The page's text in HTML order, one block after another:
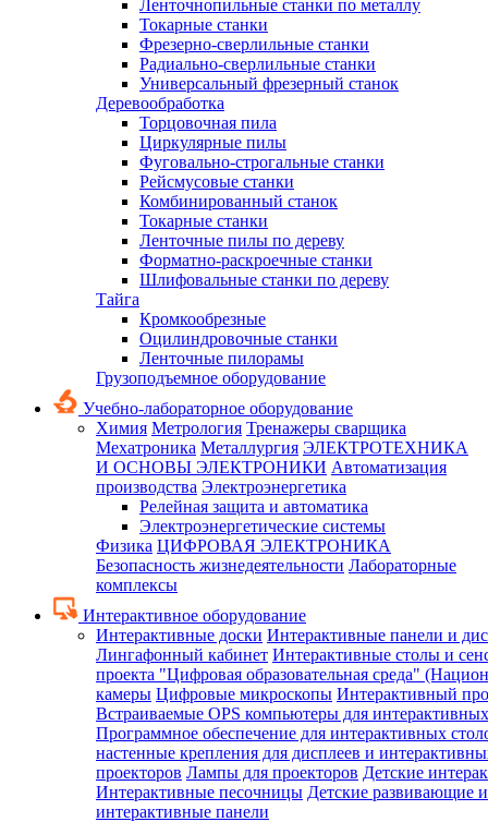
Ленточнопильные станки по металлу
Токарные станки
Фрезерно-сверлильные станки
Радиально-сверлильные станки
Универсальный фрезерный станок
Деревообработка
Торцовочная пила
Циркулярные пилы
Фуговально-строгальные станки
Рейсмусовые станки
Комбинированный станок
Токарные станки
Ленточные пилы по дереву
Форматно-раскроечные станки
Шлифовальные станки по дереву
Тайга
Кромкообрезные
Оцилиндровочные станки
Ленточные пилорамы
Грузоподъемное оборудование
Учебно-лабораторное оборудование
Химия Метрология Тренажеры сварщика
Мехатроника Металлургия ЭЛЕКТРОТЕХНИКА
И ОСНОВЫ ЭЛЕКТРОНИКИ Автоматизация
производства Электроэнергетика
Релейная защита и автоматика
Электроэнергетические системы
Физика ЦИФРОВАЯ ЭЛЕКТРОНИКА
Безопасность жизнедеятельности Лабораторные
комплексы
Интерактивное оборудование
Интерактивные доски Интерактивные панели и
Лингафонный кабинет Интерактивные столы и
проекта "Цифровая образовательная среда"
камеры Цифровые микроскопы Интерактивный
Встраиваемые OPS компьютеры для
Программное обеспечение для интерактивных
настенные крепления для дисплеев и
проекторов Лампы для проекторов Детские
Интерактивные песочницы Детские развивающие
интерактивные панели